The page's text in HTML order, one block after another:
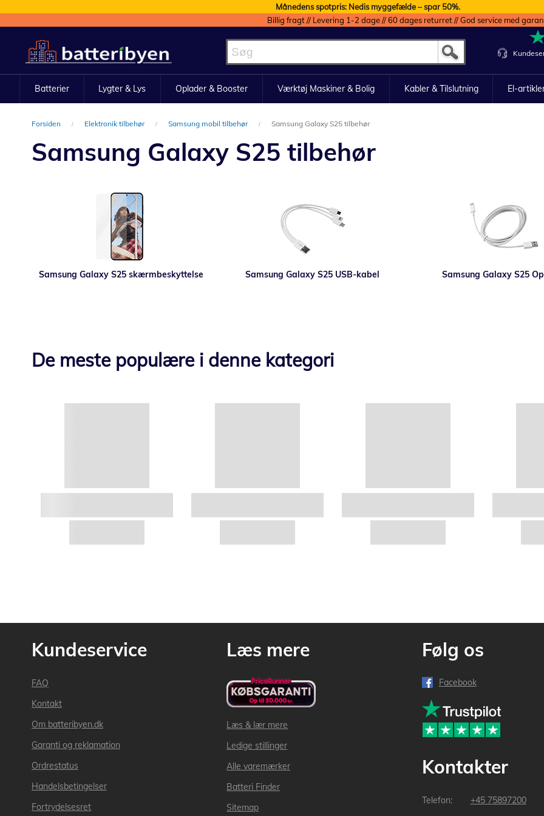
Månedens spotpris: Nedis myggefælde – spar 50%.
Billig fragt // Levering 1-2 dage // 60 dages returret // God service med
to
Content
Batterier Lygter & Lys Oplader & Booster Værktøj Maskiner & Bolig Kabler & Tilslutning El-
Forsiden Elektronik tilbehør Samsung mobil tilbehør Samsung Galaxy S25 tilbehør
Samsung Galaxy S25 tilbehør
Samsung Galaxy S25 skærmbeskyttelse Samsung Galaxy S25 USB-kabel Samsung Galaxy S25
De meste populære i denne kategori
Kundeservice
FAQ
Kontakt
Om batteribyen.dk
Garanti og reklamation
Ordrestatus
Handelsbetingelser
Fortrydelsesret
Læs mere
Læs & lær mere
Ledige stillinger
Alle varemærker
Batteri Finder
Sitemap
Følg os
Facebook
Kontakter
+45 75897200